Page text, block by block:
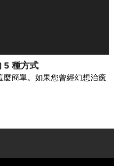
5 種方式
簡單。如果您曾經幻想治癒